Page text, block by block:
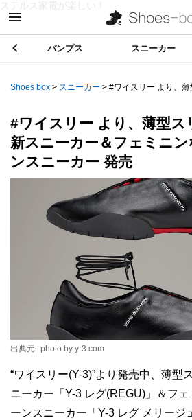
ステルス家電が楽しい！
パンプス スニーカー
Shoes box > スニーカー > #ワイスリー より、
#ワイスリー より、薄型ス
新スニーカー＆フェミニ
ンスニーカー 発売
出典元: photo by y-3.com
“ワイスリー(Y-3)”より発売中、薄型
ニーカー「Y-3 レグ(REGU)」＆フ
ーンスニーカー「Y-3 レグ メリージ